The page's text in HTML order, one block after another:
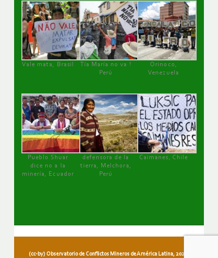
Vale mata, Brasil
Tía María no va !
Perú
Orinoco,
Venezuela
Pueblo Shuar
dice no a la
minería, Ecuador
defensora de la
tierra, Melchora,
Perú
Caimanes, Chile
(cc-by) Observatorio de Conflictos Mineros de América Latina, 2026